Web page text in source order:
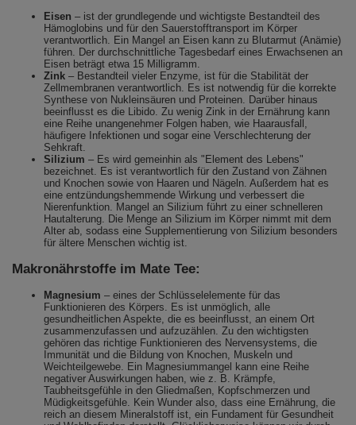
Eisen – ist der grundlegende und wichtigste Bestandteil des
Hämoglobins und für den Sauerstofftransport im Körper
verantwortlich. Ein Mangel an Eisen kann zu Blutarmut (Anämie)
führen. Der durchschnittliche Tagesbedarf eines Erwachsenen an
Eisen beträgt etwa 15 Milligramm.
Zink – Bestandteil vieler Enzyme, ist für die Stabilität der
Zellmembranen verantwortlich. Es ist notwendig für die korrekte
Synthese von Nukleinsäuren und Proteinen. Darüber hinaus
beeinflusst es die Libido. Zu wenig Zink in der Ernährung kann
eine Reihe unangenehmer Folgen haben, wie Haarausfall,
häufigere Infektionen und sogar eine Verschlechterung der
Sehkraft.
Silizium – Es wird gemeinhin als "Element des Lebens"
bezeichnet. Es ist verantwortlich für den Zustand von Zähnen
und Knochen sowie von Haaren und Nägeln. Außerdem hat es
eine entzündungshemmende Wirkung und verbessert die
Nierenfunktion. Mangel an Silizium führt zu einer schnelleren
Hautalterung. Die Menge an Silizium im Körper nimmt mit dem
Alter ab, sodass eine Supplementierung von Silizium besonders
für ältere Menschen wichtig ist.
Makronährstoffe im Mate Tee:
Magnesium – eines der Schlüsselelemente für das
Funktionieren des Körpers. Es ist unmöglich, alle
gesundheitlichen Aspekte, die es beeinflusst, an einem Ort
zusammenzufassen und aufzuzählen. Zu den wichtigsten
gehören das richtige Funktionieren des Nervensystems, die
Immunität und die Bildung von Knochen, Muskeln und
Weichteilgewebe. Ein Magnesiummangel kann eine Reihe
negativer Auswirkungen haben, wie z. B. Krämpfe,
Taubheitsgefühle in den Gliedmaßen, Kopfschmerzen und
Müdigkeitsgefühle. Kein Wunder also, dass eine Ernährung, die
reich an diesem Mineralstoff ist, ein Fundament für Gesundheit